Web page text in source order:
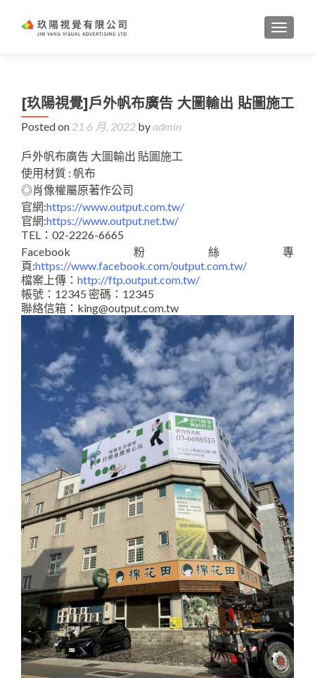
[玖陽視覺]戶外帆布廣告 大圖輸出 貼圖施工
Posted on 21 6 月, 2022 byadmin
戶外帆布廣告 大圖輸出 貼圖施工
使用材質 : 帆布
◎肖像權屬原著作公司
官網:https://www.output.com.tw/
官網:https://www.output.net.tw/
TEL：02-2226-6665
Facebook粉絲專
頁:https://www.facebook.com/output.com.tw/
檔案上傳： http://ftp.output.com.tw/
帳號：12345 密碼：12345
聯絡信箱：king@output.com.tw